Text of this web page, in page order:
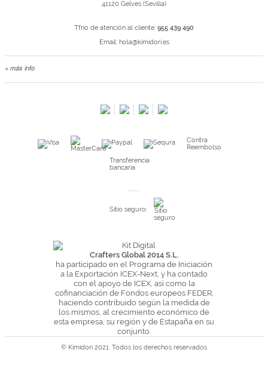
41120 Gelves (Sevilla)
Tfno de atención al cliente: 955 439 490
Email: hola@kimidori.es
+ más info
Kimidori PRINT, nuestro servicio de impresión de fotos
Pago seguro y financiación
Condiciones generales de Compra
Política de Privacidad
Política de Cookies
Contra
Reembolso
Transferencia
bancaria
Sitio seguro:
Crafters Global 2014 S.L.
ha participado en el Programa de Iniciación
a la Exportación ICEX-Next, y ha contado
con el apoyo de ICEX, así como la
cofinanciación de Fondos europeos FEDER,
haciendo contribuido según la medida de
los mismos, al crecimiento económico de
esta empresa, su región y de Estapaña en su
conjunto.
© Kimidori 2021. Todos los derechos reservados